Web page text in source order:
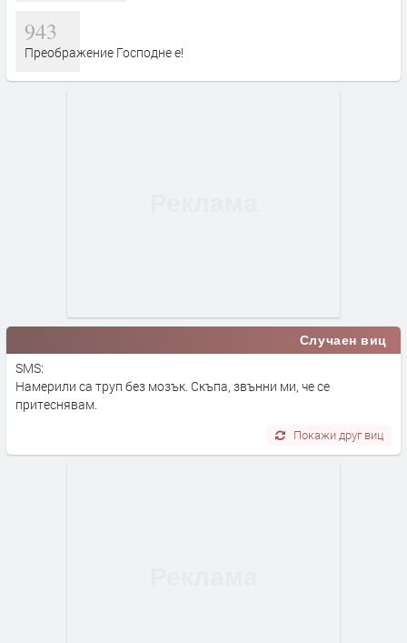
943
Преображение Господне е!
Случаен виц
SMS:
Намерили са труп без мозък. Скъпа, звънни ми, че се
притеснявам.
Покажи друг виц